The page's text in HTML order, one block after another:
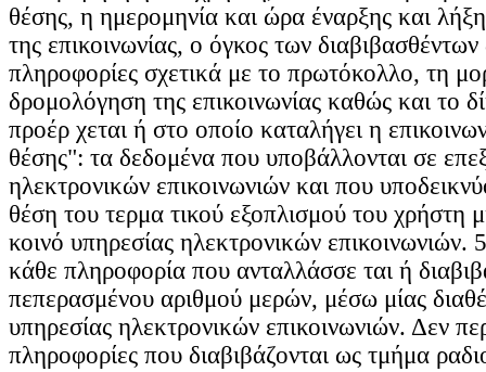
θέσης, η ημερομηνία και ώρα έναρξης και
της επικοινωνίας, ο όγκος των
πληροφορίες σχετικά με το πρωτόκολλο, τη
δρομολόγηση της επικοινωνίας καθώς και το
προέρ χεται ή στο οποίο καταλήγει η
θέσης": τα δεδομένα που υποβάλλονται σε
ηλεκτρονικών επικοινωνιών και που
θέση του τερμα τικού εξοπλισμού του χρήστη
κοινό υπηρεσίας ηλεκτρονικών επικοινωνιών.
κάθε πληροφορία που ανταλλάσσε ται ή
πεπερασμένου αριθμού μερών, μέσω μίας
υπηρεσίας ηλεκτρονικών επικοινωνιών. Δεν
πληροφορίες που διαβιβάζονται ως τμήμα